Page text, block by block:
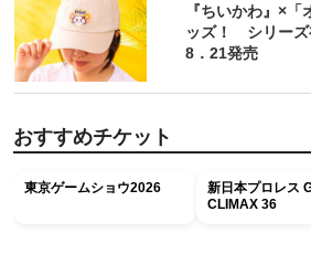
『ちいかわ』×
ッズ！ シリーズ
8．21発売
おすすめチケット
東京ゲームショウ2026
新日本プロレス
CLIMAX 36